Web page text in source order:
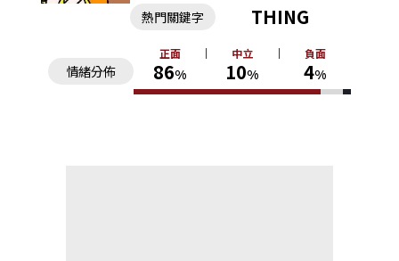
情緒分佈
正面
86%
中立
10%
負面
4%
熱門關鍵字 THING